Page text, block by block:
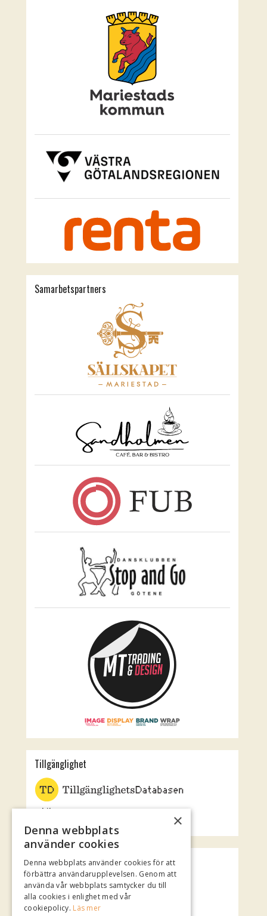
Samarbetspartners
Tillgänglighet
Jubileumsteatern
Spotify Playlist
×
Denna webbplats
använder cookies
Denna webbplats använder cookies för att
förbättra användarupplevelsen. Genom att
använda vår webbplats samtycker du till
alla cookies i enlighet med vår
cookiepolicy. Läs mer